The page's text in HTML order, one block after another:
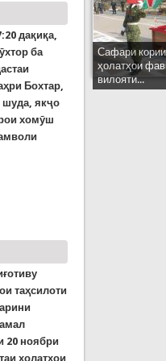
дақиқа,
ба
Бохтар,
шуда, якҷо
хомӯш
Бохтар. Зарари як сангпора
таҳсилоти
20 ноябри
ҳолатҳои
Сафари
ҳолатҳои
вилояти...